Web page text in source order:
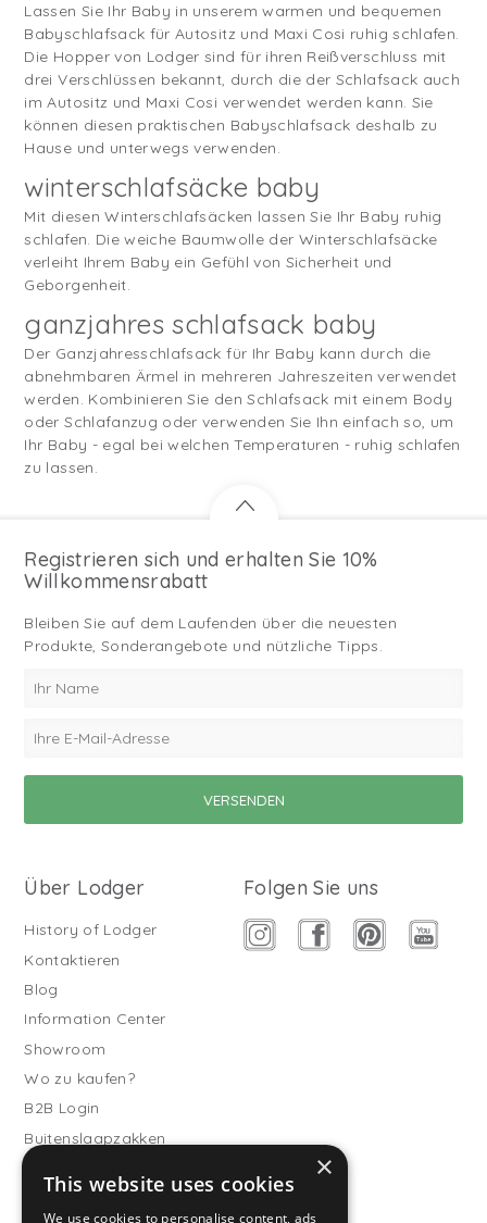
Lassen Sie Ihr Baby in unserem warmen und bequemen
Babyschlafsack für Autositz und Maxi Cosi ruhig schlafen.
Die Hopper von Lodger sind für ihren Reißverschluss mit
drei Verschlüssen bekannt, durch die der Schlafsack auch
im Autositz und Maxi Cosi verwendet werden kann. Sie
können diesen praktischen Babyschlafsack deshalb zu
Hause und unterwegs verwenden.
winterschlafsäcke baby
Mit diesen Winterschlafsäcken lassen Sie Ihr Baby ruhig
schlafen. Die weiche Baumwolle der Winterschlafsäcke
verleiht Ihrem Baby ein Gefühl von Sicherheit und
Geborgenheit.
ganzjahres schlafsack baby
Der Ganzjahresschlafsack für Ihr Baby kann durch die
abnehmbaren Ärmel in mehreren Jahreszeiten verwendet
werden. Kombinieren Sie den Schlafsack mit einem Body
oder Schlafanzug oder verwenden Sie Ihn einfach so, um
Ihr Baby - egal bei welchen Temperaturen - ruhig schlafen
zu lassen.
Registrieren sich und erhalten Sie 10%
Willkommensrabatt
Bleiben Sie auf dem Laufenden über die neuesten
Produkte, Sonderangebote und nützliche Tipps.
Über Lodger
History of Lodger
Kontaktieren
Blog
Information Center
Showroom
Wo zu kaufen?
B2B Login
Buitenslaapzakken
Kundendienst
Folgen Sie uns
×
This website uses cookies
We use cookies to personalise content, ads